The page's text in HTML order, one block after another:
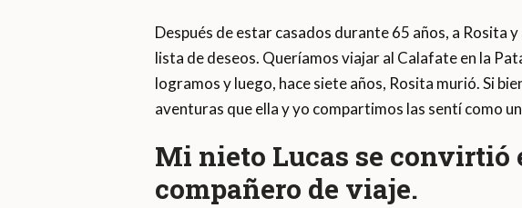
Después de estar casados ​​durante 65 años, a Rosita
lista de deseos. Queríamos viajar al Calafate en la
logramos y luego, hace siete años, Rosita murió. Si
aventuras que ella y yo compartimos las sentí como
Mi nieto Lucas se convirtió
compañero de viaje.